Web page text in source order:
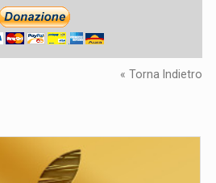
« Torna Indietro